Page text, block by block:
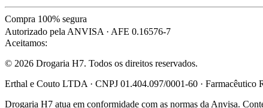
Compra 100% segura
Autorizado pela ANVISA · AFE 0.16576-7
Aceitamos:
© 2026 Drogaria H7. Todos os direitos reservados.
Erthal e Couto LTDA · CNPJ 01.404.097/0001-60 · Farmacêutico
Drogaria H7 atua em conformidade com as normas da Anvisa.